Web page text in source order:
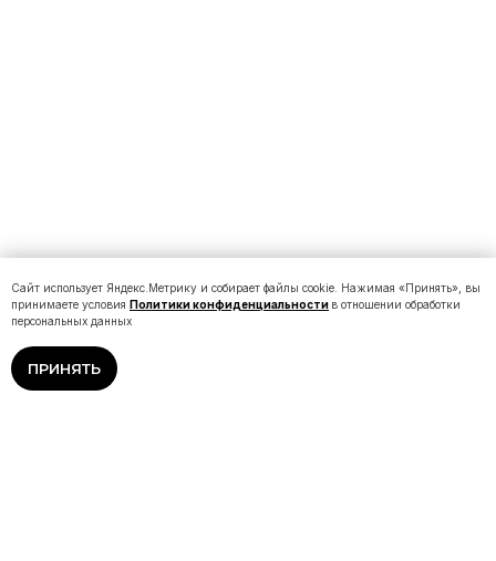
Сайт использует Яндекс.Метрику и собирает файлы cookie. Нажимая «Принять», вы
принимаете условия Политики конфиденциальности в отношении обработки
персональных данных
ПРИНЯТЬ